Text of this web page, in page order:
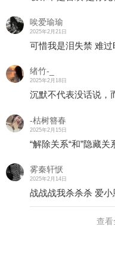
唉爱瑜瑜
2025年2月21日
可惜我是泪失禁 难
绪竹-_
2025年2月18日
沉默不代表没话说，
-枯树簪春
2025年2月15日
“解除关系“和”隐藏关
雾秦轩恹
2025年2月14日
战战战我杀杀杀 爱
查看